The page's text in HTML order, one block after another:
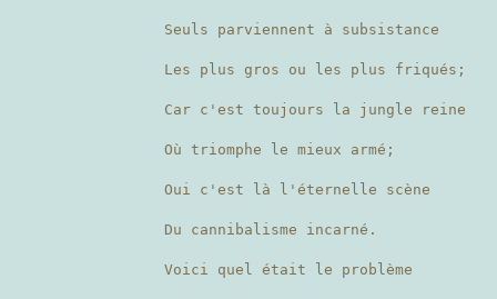
Seuls parviennent à subsistance
Les plus gros ou les plus friqués;
Car c'est toujours la jungle reine
Où triomphe le mieux armé;
Oui c'est là l'éternelle scène
Du cannibalisme incarné.
Voici quel était le problème